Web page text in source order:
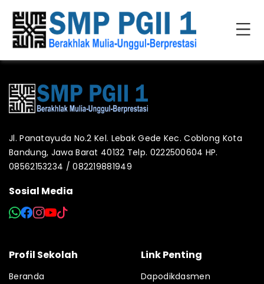
Jl. Panatayuda No.2 Kel. Lebak Gede Kec. Coblong Kota
Bandung, Jawa Barat 40132 Telp. 0222500604 HP.
08562153234 / 082219881949
Sosial Media
Profil Sekolah
Beranda
Link Penting
Dapodikdasmen